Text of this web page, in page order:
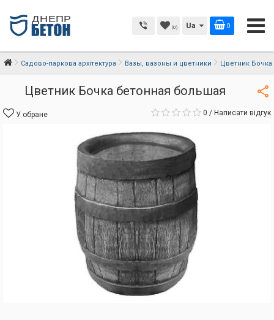
(0) Ua 0
Садово-паркова архітектура Вазы, вазоны и цветники Цветник
Цветник Бочка бетонная большая
У обране 0 / Написати відгук